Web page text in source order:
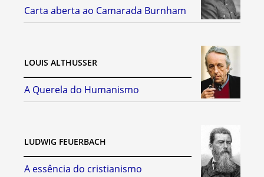
Carta aberta ao Camarada Burnham
LOUIS ALTHUSSER
A Querela do Humanismo
LUDWIG FEUERBACH
A essência do cristianismo